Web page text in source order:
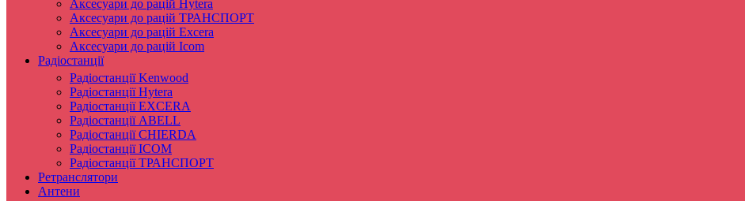
Аксесуари до рацій Hytera
Аксесуари до рацій ТРАНСПОРТ
Аксесуари до рацій Excera
Аксесуари до рацій Icom
Радіостанції
Радіостанції Kenwood
Радіостанції Hytera
Радіостанції EXCERA
Радіостанції ABELL
Радіостанції CHIERDA
Радіостанції ICOM
Радіостанції ТРАНСПОРТ
Ретранслятори
Антени